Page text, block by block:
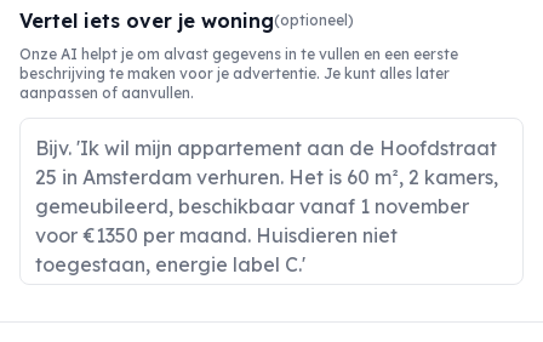
Vertel iets over je woning(optioneel)
Onze AI helpt je om alvast gegevens in te vullen en een eerste
beschrijving te maken voor je advertentie. Je kunt alles later
aanpassen of aanvullen.